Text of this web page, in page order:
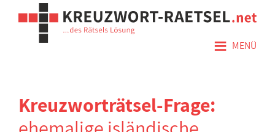
≡ MENÜ
Kreuzworträtsel-Frage: